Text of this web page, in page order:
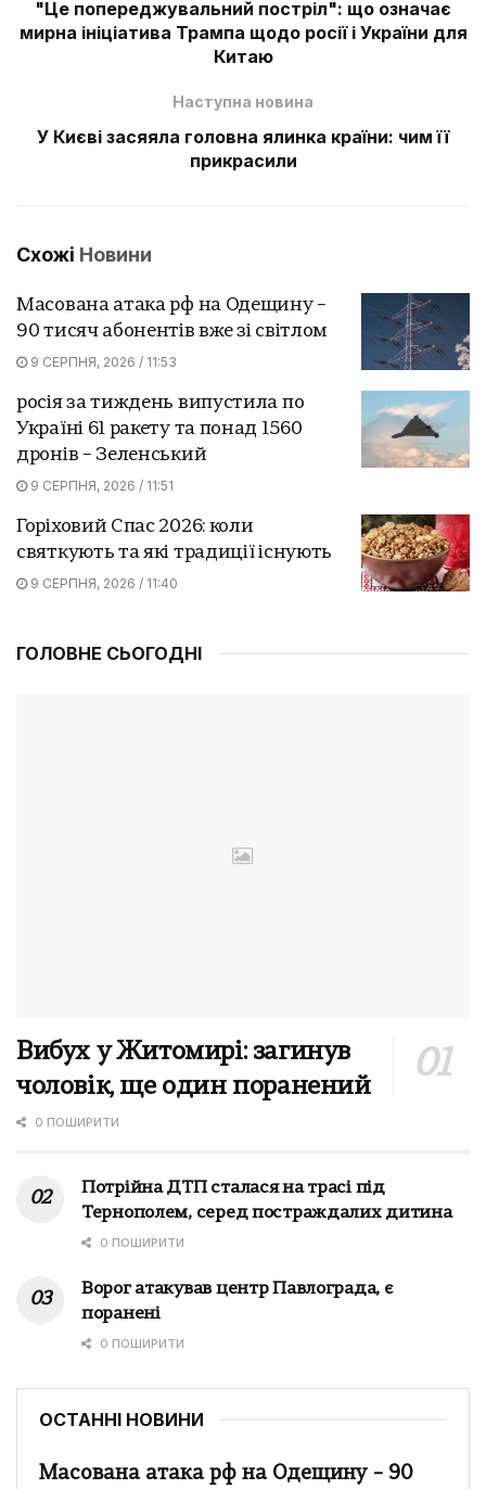
"Це попереджувальний постріл": що означає
мирна ініціатива Трампа щодо росії і України для
Китаю
Наступна новина
У Києві засяяла головна ялинка країни: чим її
прикрасили
Схожі Новини
Масована атака рф на Одещину –
90 тисяч абонентів вже зі світлом
9 СЕРПНЯ, 2026 / 11:53
росія за тиждень випустила по
Україні 61 ракету та понад 1560
дронів – Зеленський
9 СЕРПНЯ, 2026 / 11:51
Горіховий Спас 2026: коли
святкують та які традиції існують
9 СЕРПНЯ, 2026 / 11:40
ГОЛОВНЕ СЬОГОДНІ
Вибух у Житомирі: загинув
чоловік, ще один поранений
0 ПОШИРИТИ
Потрійна ДТП сталася на трасі під
Тернополем, серед постраждалих дитина
0 ПОШИРИТИ
Ворог атакував центр Павлограда, є
поранені
0 ПОШИРИТИ
ОСТАННІ НОВИНИ
Масована атака рф на Одещину – 90